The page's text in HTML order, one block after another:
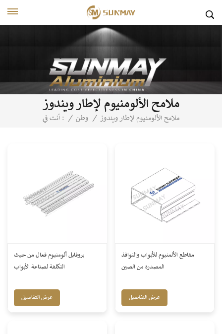
ملامح الألومنيوم لإطار ويندوز
أنت في : / وطن / ملامح الألومنيوم لإطار ويندوز
بروفايل ألومنيوم فعال من حيث
التكلفة لصناعة الأبواب
عرض التفاصيل
مقاطع الألمنيوم للأبواب والنوافذ
المصدرة من الصين
عرض التفاصيل